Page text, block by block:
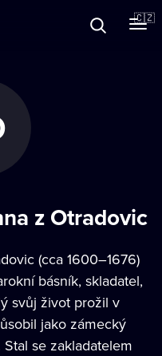
🇨🇿
z Otradovic
(cca 1600–1676)
básník, skladatel,
svůj život prožil v
jako zámecký
se zakladatelem